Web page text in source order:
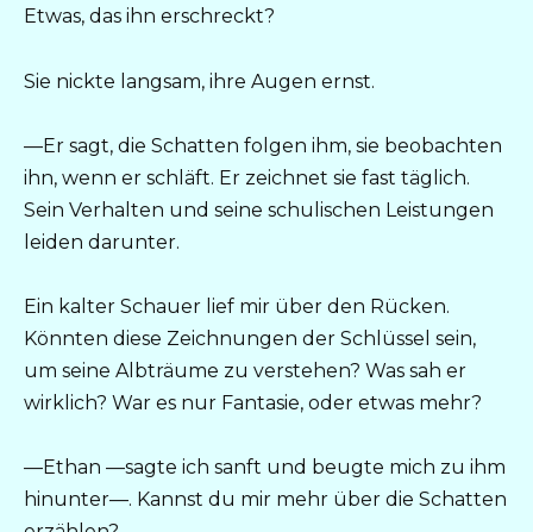
Etwas, das ihn erschreckt?
Sie nickte langsam, ihre Augen ernst.
—Er sagt, die Schatten folgen ihm, sie beobachten
ihn, wenn er schläft. Er zeichnet sie fast täglich.
Sein Verhalten und seine schulischen Leistungen
leiden darunter.
Ein kalter Schauer lief mir über den Rücken.
Könnten diese Zeichnungen der Schlüssel sein,
um seine Albträume zu verstehen? Was sah er
wirklich? War es nur Fantasie, oder etwas mehr?
—Ethan —sagte ich sanft und beugte mich zu ihm
hinunter—. Kannst du mir mehr über die Schatten